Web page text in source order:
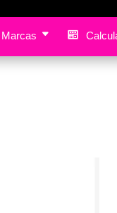
Marcas